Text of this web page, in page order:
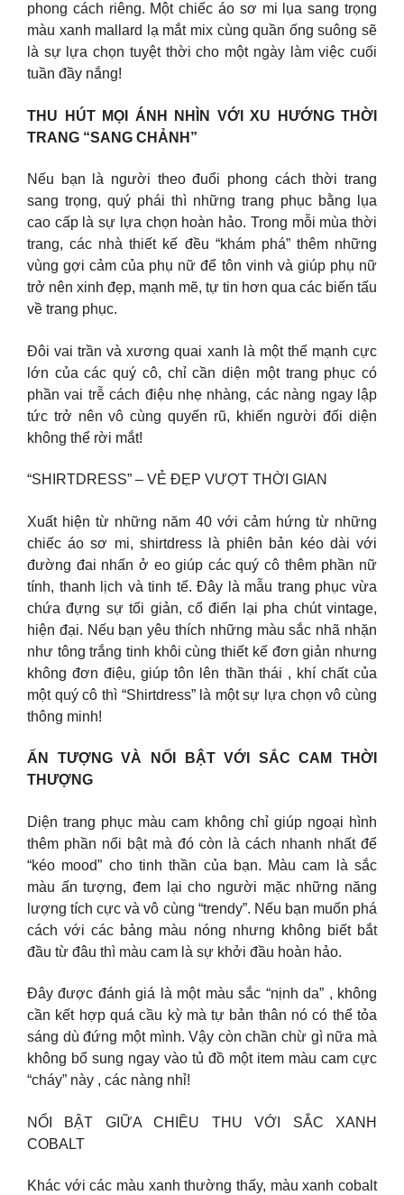
phong cách riêng. Một chiếc áo sơ mi lụa sang trọng
màu xanh mallard lạ mắt mix cùng quần ống suông sẽ
là sự lựa chọn tuyệt thời cho một ngày làm việc cuối
tuần đầy nắng!
THU HÚT MỌI ÁNH NHÌN VỚI XU HƯỚNG THỜI
TRANG “SANG CHẢNH”
Nếu bạn là người theo đuổi phong cách thời trang
sang trọng, quý phái thì những trang phục bằng lụa
cao cấp là sự lựa chọn hoàn hảo. Trong mỗi mùa thời
trang, các nhà thiết kế đều “khám phá” thêm những
vùng gợi cảm của phụ nữ để tôn vinh và giúp phụ nữ
trở nên xinh đẹp, mạnh mẽ, tự tin hơn qua các biến tấu
về trang phục.
Đôi vai trần và xương quai xanh là một thế mạnh cực
lớn của các quý cô, chỉ cần diện một trang phục có
phần vai trễ cách điệu nhẹ nhàng, các nàng ngay lập
tức trở nên vô cùng quyến rũ, khiến người đối diện
không thể rời mắt!
“SHIRTDRESS” – VẺ ĐẸP VƯỢT THỜI GIAN
Xuất hiện từ những năm 40 với cảm hứng từ những
chiếc áo sơ mi, shirtdress là phiên bản kéo dài với
đường đai nhấn ở eo giúp các quý cô thêm phần nữ
tính, thanh lịch và tinh tế. Đây là mẫu trang phục vừa
chứa đựng sự tối giản, cổ điển lại pha chút vintage,
hiện đại. Nếu bạn yêu thích những màu sắc nhã nhặn
như tông trắng tinh khôi cùng thiết kế đơn giản nhưng
không đơn điệu, giúp tôn lên thần thái , khí chất của
một quý cô thì “Shirtdress” là một sự lựa chọn vô cùng
thông minh!
ẤN TƯỢNG VÀ NỔI BẬT VỚI SẮC CAM THỜI
THƯỢNG
Diện trang phục màu cam không chỉ giúp ngoại hình
thêm phần nổi bật mà đó còn là cách nhanh nhất để
“kéo mood” cho tinh thần của bạn. Màu cam là sắc
màu ấn tượng, đem lại cho người mặc những năng
lượng tích cực và vô cùng “trendy”. Nếu bạn muốn phá
cách với các bảng màu nóng nhưng không biết bắt
đầu từ đâu thì màu cam là sự khởi đầu hoàn hảo.
Đây được đánh giá là một màu sắc “nịnh da” , không
cần kết hợp quá cầu kỳ mà tự bản thân nó có thể tỏa
sáng dù đứng một mình. Vậy còn chần chừ gì nữa mà
không bổ sung ngay vào tủ đồ một item màu cam cực
“cháy” này , các nàng nhỉ!
NỔI BẬT GIỮA CHIỀU THU VỚI SẮC XANH
COBALT
Khác với các màu xanh thường thấy, màu xanh cobalt